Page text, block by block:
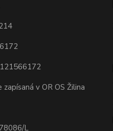
v OR OS Žilina
L